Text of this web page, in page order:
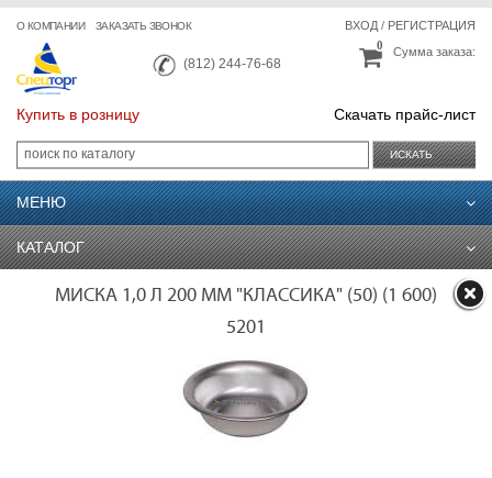
О КОМПАНИИ ЗАКАЗАТЬ ЗВОНОК
(812) 244-76-68
ВХОД/ РЕГИСТРАЦИЯ
Сумма заказа:
0
Купить в розницу Скачать прайс-лист
ИСКАТЬ
МЕНЮ
КАТАЛОГ
МИСКА 1,0 Л 200 ММ "КЛАССИКА" (50) (1 600)
5201